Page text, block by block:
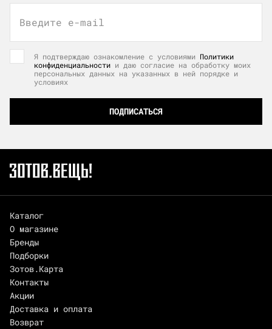
Введите e-mail
Я подтверждаю ознакомление с условиями Политики
конфиденциальности и даю согласие на обработку моих
персональных данных на указанных в ней порядке и
условиях
ПОДПИСАТЬСЯ
Каталог
О магазине
Бренды
Подборки
Зотов.Карта
Контакты
Акции
Доставка и оплата
Возврат